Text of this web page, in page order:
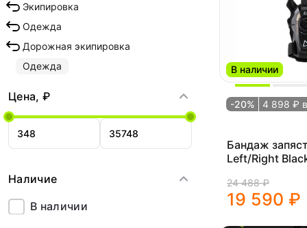
Экипировка
Одежда
Дорожная экипировка
Одежда
Цена, ₽
Наличие
В наличии
В наличии
-20% 4 898 ₽
Бандаж
Left/Right
24 488 ₽
19 590 ₽